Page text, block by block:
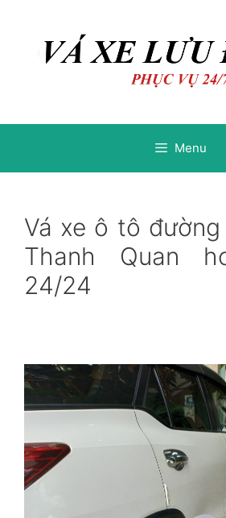
Menu
Vá xe ô tô đường
Thanh Quan
24/24